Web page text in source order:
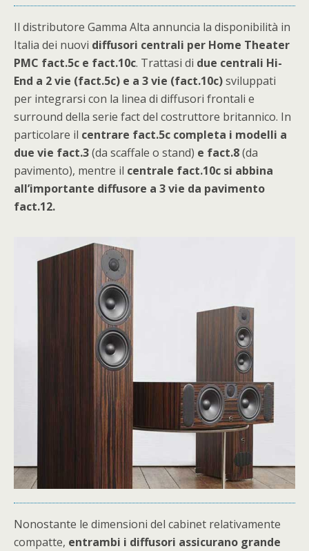
Il distributore Gamma Alta annuncia la disponibilità in
Italia dei nuovi diffusori centrali per Home Theater
PMC fact.5c e fact.10c. Trattasi di due centrali Hi-
End a 2 vie (fact.5c) e a 3 vie (fact.10c)sviluppati
per integrarsi con la linea di diffusori frontali e
surround della serie fact del costruttore britannico. In
particolare il centrare fact.5c completa i modelli a
due vie fact.3(da scaffale o stand) e fact.8(da
pavimento), mentre il centrale fact.10c si abbina
all’importante diffusore a 3 vie da pavimento
fact.12.
Nonostante le dimensioni del cabinet relativamente
compatte, entrambi i diffusori assicurano grande